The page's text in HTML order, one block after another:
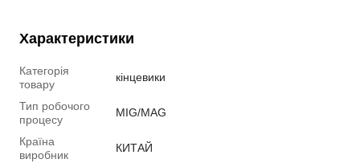
Характеристики
Категорія
товару
кінцевики
Тип робочого
процесу
MIG/MAG
Країна
виробник
КИТАЙ